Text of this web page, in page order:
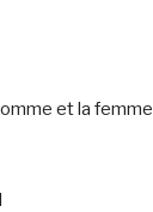
et la femme